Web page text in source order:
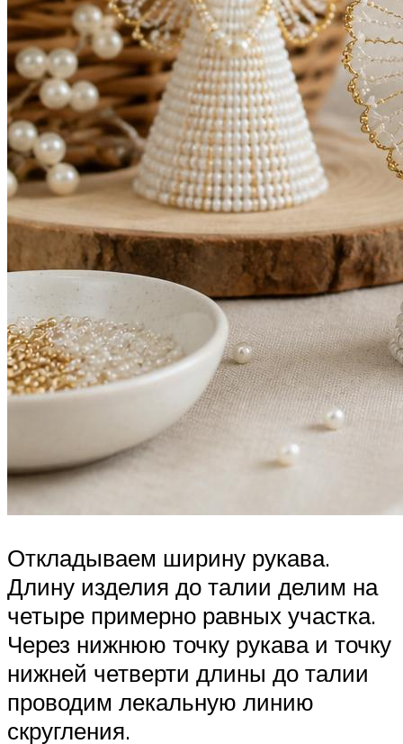
Откладываем ширину рукава.
Длину изделия до талии делим на
четыре примерно равных участка.
Через нижнюю точку рукава и точку
нижней четверти длины до талии
проводим лекальную линию
скругления.